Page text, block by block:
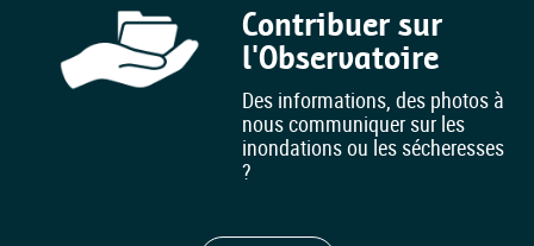
Contribuer sur
l'Observatoire
Des informations, des photos à
nous communiquer sur les
inondations ou les sécheresses
?